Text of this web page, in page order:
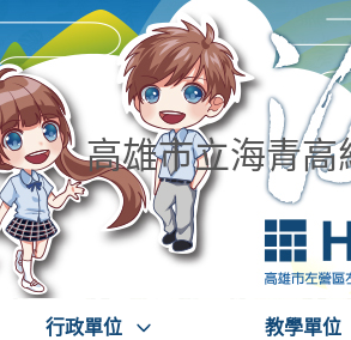
高雄市立海青
行政單位 教學單位